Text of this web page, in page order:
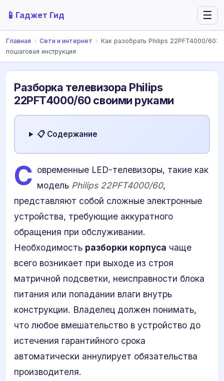
📱 Гаджет Гид ☰
Главная › Сети и интернет › Как разобрать Philips 22PFT4000/60:
пошаговая инструкция
Разборка телевизора Philips
22PFT4000/60 своими руками
📋 Содержание
С овременные LED-телевизоры, такие как
модель Philips 22PFT4000/60,
представляют собой сложные электронные
устройства, требующие аккуратного
обращения при обслуживании.
Необходимость разборки корпуса чаще
всего возникает при выходе из строя
матричной подсветки, неисправности блока
питания или попадании влаги внутрь
конструкции. Владелец должен понимать,
что любое вмешательство в устройство до
истечения гарантийного срока
автоматически аннулирует обязательства
производителя.